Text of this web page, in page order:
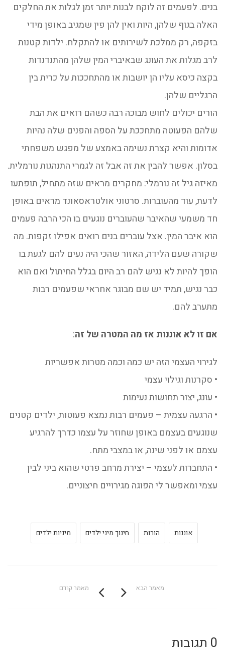
בנים. לפעמים זה לוקח לבנות יותר זמן לגלות את החלקים
האלה בגוף שלהן, היות ואין להן פין שמגיב באופן מידי
בזקפה, רק ממלכת לשירותים או להתקלח. ילדות קטנות
לרב מגלות את העונג שבאיברי המין שלהן מהתנדנדות
בקצה כיסא עליו הן יושבות או מהתחככות על כרית בין
הרגליים שלהן.
הורים יכולים לחוש מבוכה רבה כשהם רואים את הבת
שלהם הפעוטה מתחככת על הספה והפנים שלה נהיות
אדומות והיא קצרת נשימה באמצע של מפגש משפחתי
בסלון. אפשר להבין את זה אבל זה לגמרי התנהגות נורמלית.
מאיזה גיל זה נורמלי: מחקרים מראים שזה מתחיל, תופתעו
לדעת, עוד מהעוברות. סרטוני אולטראסאונד מראים באופן
חד משמעי שהאיבר שהעוברים נוגעים בו הכי הרבה פעמים
הוא איבר המין. אצל עוברים בנים רואים אפילו זקפות. מה
שקורה שעם הלידה, האזור שהכי היה נעים להם לגעת בו
הופך להיות לא נגיש להם רב היום בגלל החיתול ואם הוא
כבר נגיש, תמיד יש שם מבוגר אחראי שפעמים רבות
מתערב להם.
אם זו לא אוננות אז מה המטרה של זה:
לגירוי העצמי הזה יש כמה וכמה מטרות אפשריות
• סקרנות וגילוי עצמי
• עונג, יצור תחושות נעימות
• הרגעה עצמית – פעמים רבות נמצא פעוטות, ילדים קטנים
שנוגעים בעצמם באופן שחוזר על עצמו כדרך להרגיע
עצמם או לפני שינה, או במצבי מתח.
• התחברות לעצמי – יצירת מרחב פרטי שהוא ביני לבין
עצמי ומאפשר לי הפוגה מגירויים חיצוניים.
אוננות הורות חינוך מיני ילדים מיניות ילדים
מאמר קודם מאמר הבא
0 תגובות